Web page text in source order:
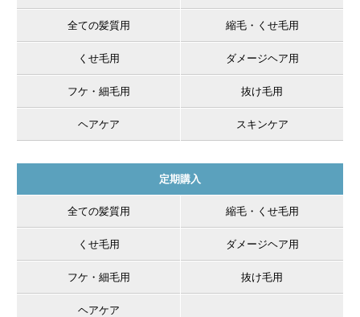
全ての髪質用 縮毛・くせ毛用
くせ毛用 ダメージヘア用
フケ・細毛用 抜け毛用
ヘアケア スキンケア
定期購入
全ての髪質用 縮毛・くせ毛用
くせ毛用 ダメージヘア用
フケ・細毛用 抜け毛用
ヘアケア